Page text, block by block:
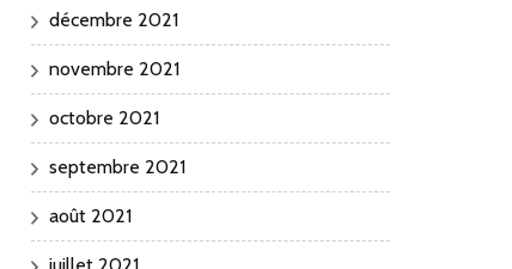
décembre 2021
novembre 2021
octobre 2021
septembre 2021
août 2021